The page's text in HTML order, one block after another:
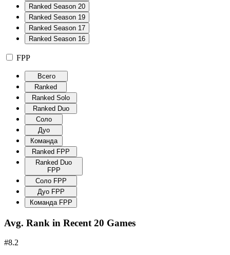
Ranked Season 20
Ranked Season 19
Ranked Season 17
Ranked Season 16
FPP
Всего
Ranked
Ranked Solo
Ranked Duo
Соло
Дуо
Команда
Ranked FPP
Ranked Duo
FPP
Соло FPP
Дуо FPP
Команда FPP
Avg. Rank in Recent 20 Games
#8.2